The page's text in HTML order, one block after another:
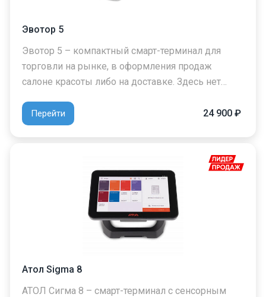
Эвотор 5
Эвотор 5 – компактный смарт-терминал для
торговли на рынке, в оформления продаж
салоне красоты либо на доставке. Здесь нет…
Перейти 24 900 ₽
Атол Sigma 8
АТОЛ Сигма 8 – смарт-терминал с сенсорным